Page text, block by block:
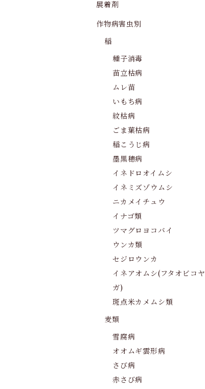
展着剤
作物病害虫別
稲
種子消毒
苗立枯病
ムレ苗
いもち病
紋枯病
ごま葉枯病
稲こうじ病
墨黒穂病
イネドロオイムシ
イネミズゾウムシ
ニカメイチュウ
イナゴ類
ツマグロヨコバイ
ウンカ類
セジロウンカ
イネアオムシ(フタオビコヤ
ガ)
斑点米カメムシ類
麦類
雪腐病
オオムギ雲形病
さび病
赤さび病